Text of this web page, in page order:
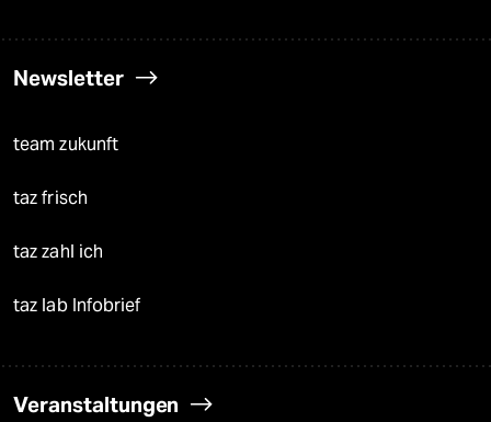
Newsletter
team zukunft
taz frisch
taz zahl ich
taz lab Infobrief
Veranstaltungen